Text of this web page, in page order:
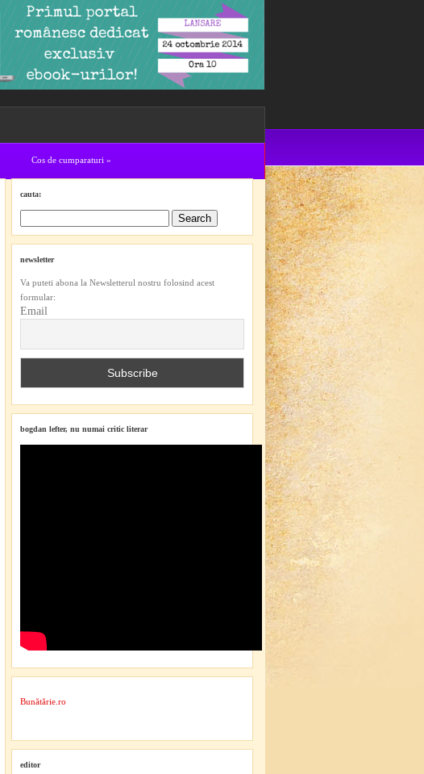
Cos de cumparaturi »
cauta:
newsletter
Va puteti abona la Newsletterul nostru folosind acest
formular:
Email
bogdan lefter, nu numai critic literar
Bunătărie.ro
editor